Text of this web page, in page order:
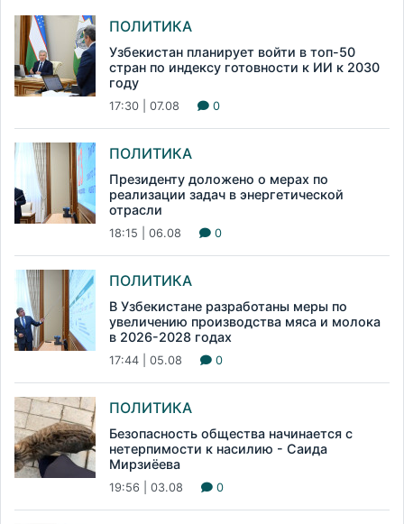
ПОЛИТИКА
Узбекистан планирует войти в топ-50
стран по индексу готовности к ИИ к 2030
году
17:30 | 07.08 0
ПОЛИТИКА
Президенту доложено о мерах по
реализации задач в энергетической
отрасли
18:15 | 06.08 0
ПОЛИТИКА
В Узбекистане разработаны меры по
увеличению производства мяса и молока
в 2026-2028 годах
17:44 | 05.08 0
ПОЛИТИКА
Безопасность общества начинается с
нетерпимости к насилию - Саида
Мирзиёева
19:56 | 03.08 0